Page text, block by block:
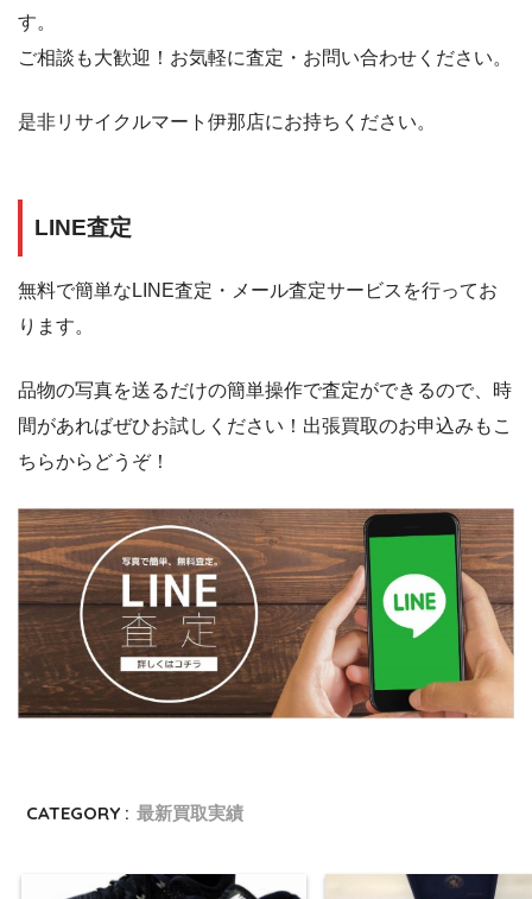
す。
ご相談も大歓迎！お気軽に査定・お問い合わせください。
是非リサイクルマート伊那店にお持ちください。
LINE査定
無料で簡単なLINE査定・メール査定サービスを行ってお
ります。
品物の写真を送るだけの簡単操作で査定ができるので、時
間があればぜひお試しください！出張買取のお申込みもこ
ちらからどうぞ！
CATEGORY : 最新買取実績